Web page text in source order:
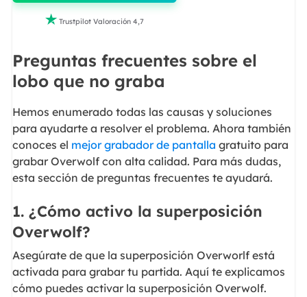
 Trustpilot Valoración 4,7
Preguntas frecuentes sobre el
lobo que no graba
Hemos enumerado todas las causas y soluciones
para ayudarte a resolver el problema. Ahora también
conoces el mejor grabador de pantalla gratuito para
grabar Overwolf con alta calidad. Para más dudas,
esta sección de preguntas frecuentes te ayudará.
1. ¿Cómo activo la superposición
Overwolf?
Asegúrate de que la superposición Overworlf está
activada para grabar tu partida. Aquí te explicamos
cómo puedes activar la superposición Overwolf.